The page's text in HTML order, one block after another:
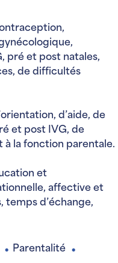
pré et post natales,
de difficultés
d’aide, de
et post IVG, de
à la fonction parentale.
et
affective et
temps d’échange,
● Parentalité ●